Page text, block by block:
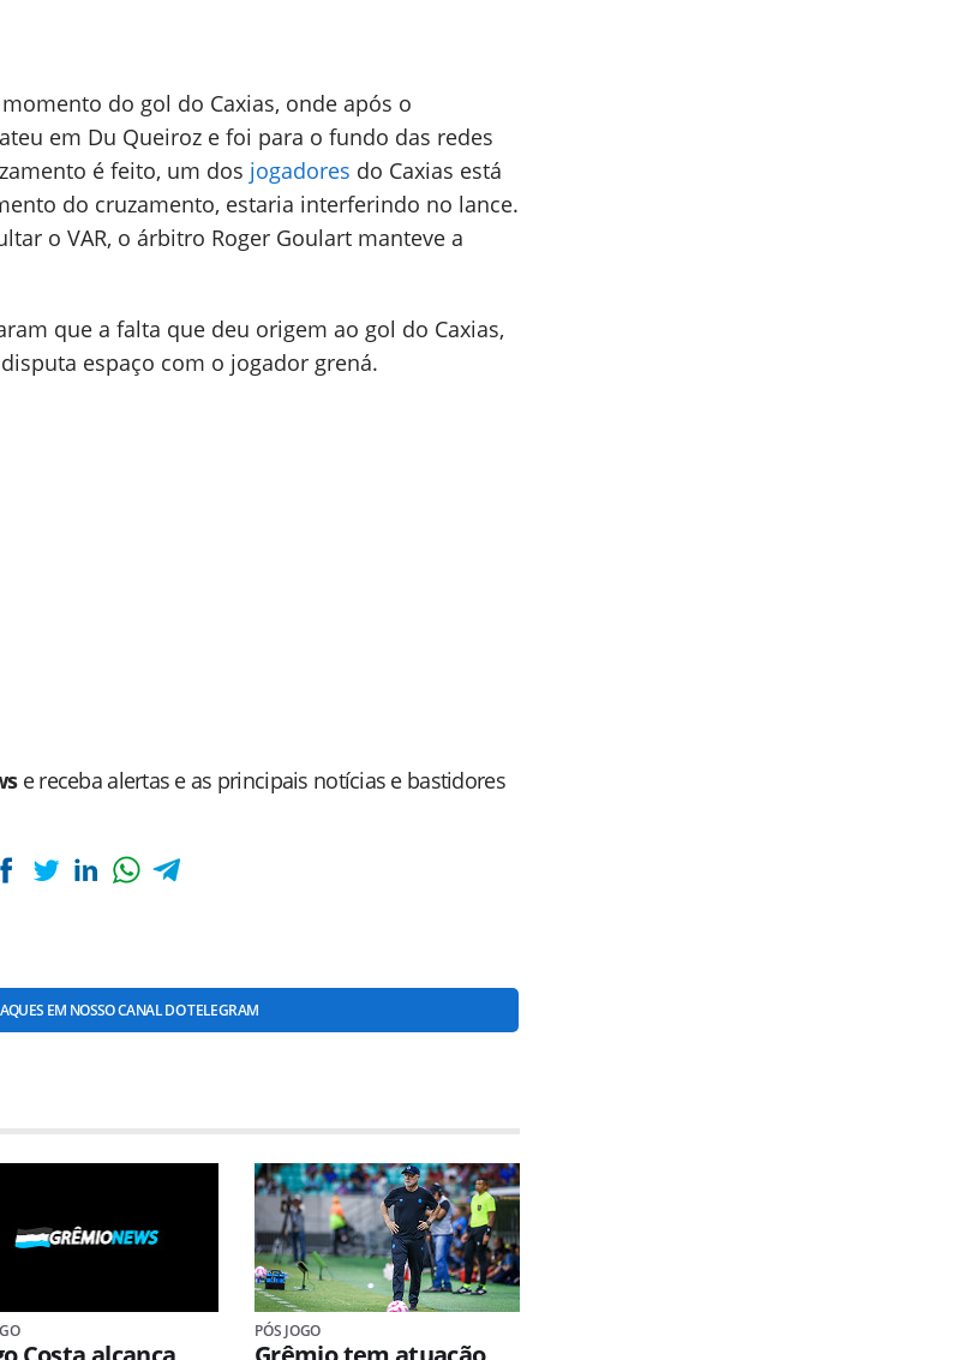
do gol do Caxias, onde após o
em Du Queiroz e foi para o fundo das redes
é feito, um dos jogadores do Caxias está
do cruzamento, estaria interferindo no lance.
o VAR, o árbitro Roger Goulart manteve a
que a falta que deu origem ao gol do Caxias,
espaço com o jogador grená.
e receba alertas e as principais notícias e bastidores
EM NOSSO CANAL DO TELEGRAM
PÓS JOGO